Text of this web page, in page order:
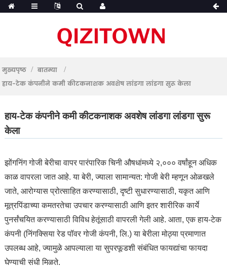
मुख्यपृष्ठ
बातम्या
हाय-टेक कंपनीने कमी कीटकनाशक अवशेष लांडगा लांडगा सुरू केला
हाय-टेक कंपनीने कमी कीटकनाशक अवशेष लांडगा लांडगा सुरू
केला
झोंगनिंग गोजी बेरीचा वापर पारंपारिक चिनी औषधांमध्ये २,००० वर्षांहून अधिक
काळ वापरला जात आहे. या बेरी, ज्याला सामान्यत: गोजी बेरी म्हणून ओळखले
जाते, आरोग्यास प्रोत्साहित करण्यासाठी, दृष्टी सुधारण्यासाठी, यकृत आणि
मूत्रपिंडाच्या कमतरतेचा उपचार करण्यासाठी आणि इतर शारीरिक कार्ये
पुनर्संचयित करण्यासाठी विविध हेतूंसाठी वापरली गेली आहे. आता, एक हाय-टेक
कंपनी (निंगक्सिया रेड पॉवर गोजी कंपनी, लि.) या बेरीला मोठ्या प्रमाणात
उपलब्ध आहे, ज्यामुळे आपल्याला या सुपरफूडशी संबंधित फायद्यांचा फायदा
घेण्याची संधी मिळते.